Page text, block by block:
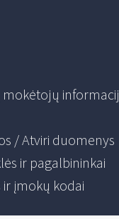
mokėtojų
/ Atviri duomenys
ir pagalbininkai
ir įmokų kodai